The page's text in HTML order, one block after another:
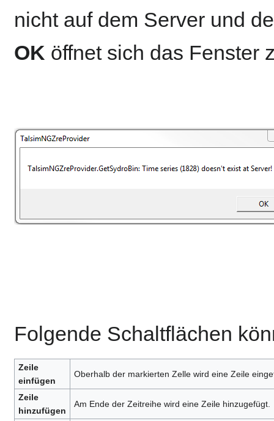
nicht auf dem Server und
OK öffnet sich das Fenster
Folgende Schaltflächen
Zeile
einfügen
Oberhalb der markierten Zelle wird eine Zeile
Zeile
hinzufügen
Am Ende der Zeitreihe wird eine Zeile hinzugefügt.